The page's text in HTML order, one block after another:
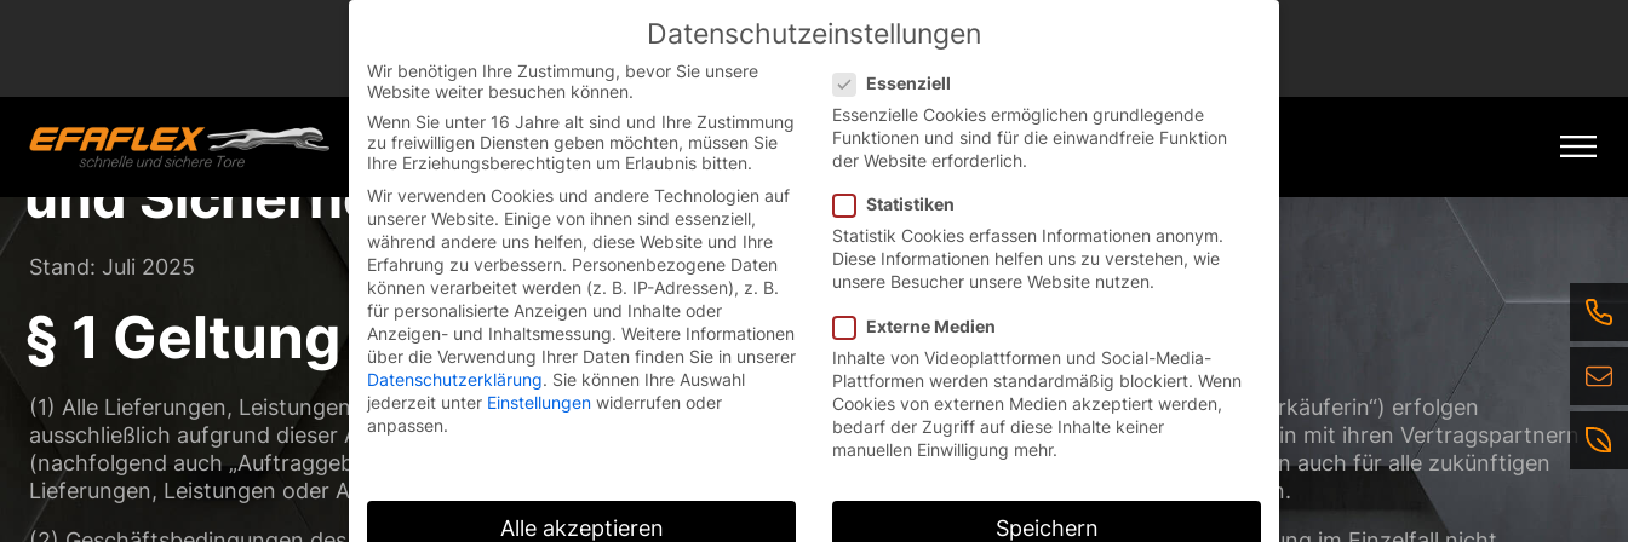
You are currently on the German website.
English
ALLGEMEINE GESCHÄFTSBEDINGUNGEN der EFAFLEX Tor-
und Sicherheitssysteme GmbH & Co. KG
Stand: Juli 2025
§ 1 Geltung
(1) Alle Lieferungen, Leistungen und Angebote der EFAFLEX Tor- und Sicherheitssystem GmbH & Co. KG (nachfolgend „Verkäuferin“) erfolgen
ausschließlich aufgrund dieser Allgemeinen Geschäftsbedingungen. Diese sind Bestandteil aller Verträge, die die Verkäuferin mit ihren Vertragspartnern
(nachfolgend auch „Auftraggeber“ genannt) über die von ihr angebotenen Lieferungen oder Leistungen schließt. Sie gelten auch für alle zukünftigen
Lieferungen, Leistungen oder Angebote an den Auftraggeber, auch wenn sie nicht nochmals gesondert vereinbart werden.
Datenschutzeinstellungen
Wir benötigen Ihre Zustimmung, bevor Sie unsere
Website weiter besuchen können.
Wenn Sie unter 16 Jahre alt sind und Ihre Zustimmung
zu freiwilligen Diensten geben möchten, müssen Sie
Ihre Erziehungsberechtigten um Erlaubnis bitten.
Wir verwenden Cookies und andere Technologien auf
unserer Website. Einige von ihnen sind essenziell,
während andere uns helfen, diese Website und Ihre
Erfahrung zu verbessern. Personenbezogene Daten
können verarbeitet werden (z. B. IP-Adressen), z. B.
für personalisierte Anzeigen und Inhalte oder
Anzeigen- und Inhaltsmessung. Weitere Informationen
über die Verwendung Ihrer Daten finden Sie in unserer
Datenschutzerklärung. Sie können Ihre Auswahl
jederzeit unter Einstellungen widerrufen oder
anpassen.
Essenziell
Essenzielle Cookies ermöglichen grundlegende
Funktionen und sind für die einwandfreie Funktion
der Website erforderlich.
Statistiken
Statistik Cookies erfassen Informationen anonym.
Diese Informationen helfen uns zu verstehen, wie
unsere Besucher unsere Website nutzen.
Externe Medien
Inhalte von Videoplattformen und Social-Media-
Plattformen werden standardmäßig blockiert. Wenn
Cookies von externen Medien akzeptiert werden,
bedarf der Zugriff auf diese Inhalte keiner
manuellen Einwilligung mehr.
Alle akzeptieren Speichern